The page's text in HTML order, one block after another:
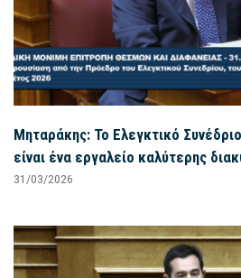
Μηταράκης: Το Ελεγκτικό
είναι ένα εργαλείο καλύτερης
31/03/2026